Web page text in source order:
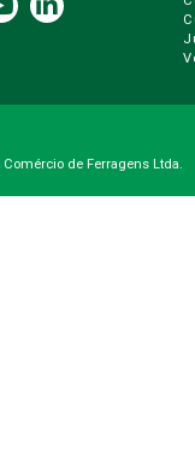
de Ferragens Ltda.